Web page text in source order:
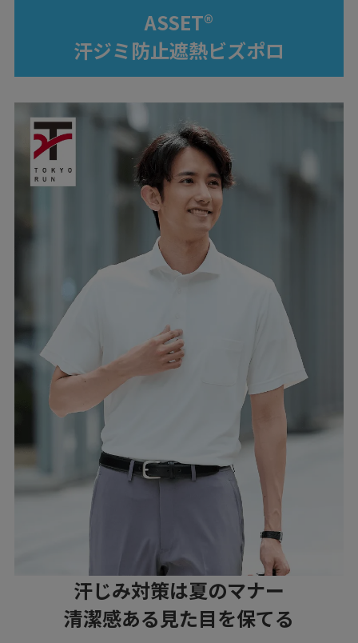
ASSET®
汗ジミ防止遮熱ビズポロ
汗じみ対策は夏のマナー
清潔感ある見た目を保てる